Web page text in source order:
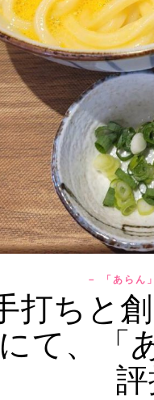
－ 「あらん
打ちと
て、「